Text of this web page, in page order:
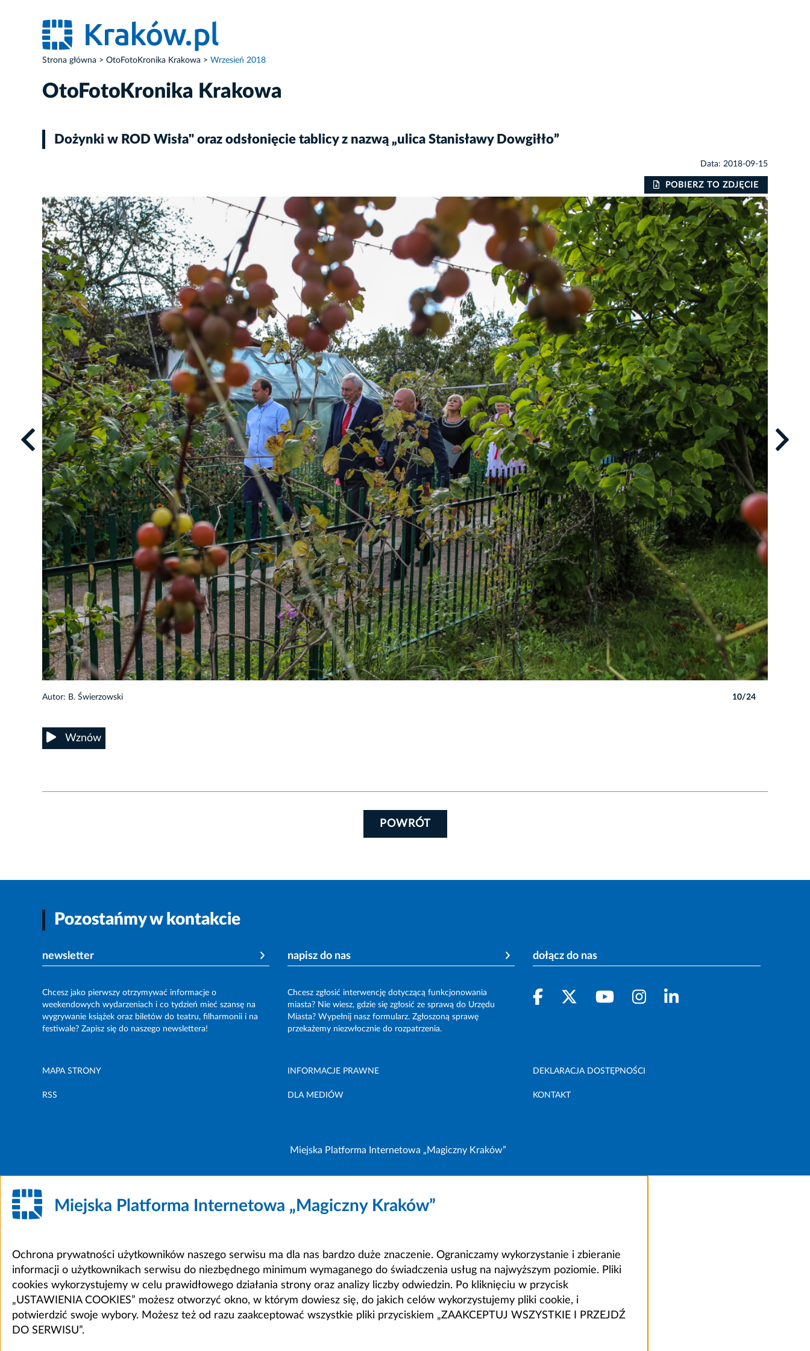
Strona główna OtoFotoKronika Krakowa Wrzesień 2018
OtoFotoKronika Krakowa
Dożynki w ROD Wisła" oraz odsłonięcie tablicy z nazwą „ulica Stanisławy Dowgiłło”
Data: 2018-09-15
POBIERZ TO ZDJĘCIE
Autor: B. Świerzowski 10/24
Wznów
POWRÓT
Pozostańmy w kontakcie
newsletter
Chcesz jako pierwszy otrzymywać informacje o
weekendowych wydarzeniach i co tydzień mieć szansę na
wygrywanie książek oraz biletów do teatru, filharmonii i na
festiwale? Zapisz się do naszego newslettera!
napisz do nas
Chcesz zgłosić interwencję dotyczącą funkcjonowania
miasta? Nie wiesz, gdzie się zgłosić ze sprawą do Urzędu
Miasta? Wypełnij nasz formularz. Zgłoszoną sprawę
przekażemy niezwłocznie do rozpatrzenia.
dołącz do nas
MAPA STRONY INFORMACJE PRAWNE DEKLARACJA DOSTĘPNOŚCI
RSS DLA MEDIÓW KONTAKT
Miejska Platforma Internetowa „Magiczny Kraków”
Miejska Platforma Internetowa „Magiczny Kraków”
Ochrona prywatności użytkowników naszego serwisu ma dla nas bardzo duże znaczenie. Ograniczamy wykorzystanie i zbieranie
informacji o użytkownikach serwisu do niezbędnego minimum wymaganego do świadczenia usług na najwyższym poziomie. Pliki
cookies wykorzystujemy w celu prawidłowego działania strony oraz analizy liczby odwiedzin. Po kliknięciu w przycisk
„USTAWIENIA COOKIES” możesz otworzyć okno, w którym dowiesz się, do jakich celów wykorzystujemy pliki cookie, i
potwierdzić swoje wybory. Możesz też od razu zaakceptować wszystkie pliki przyciskiem „ZAAKCEPTUJ WSZYSTKIE I PRZEJDŹ
DO SERWISU”.